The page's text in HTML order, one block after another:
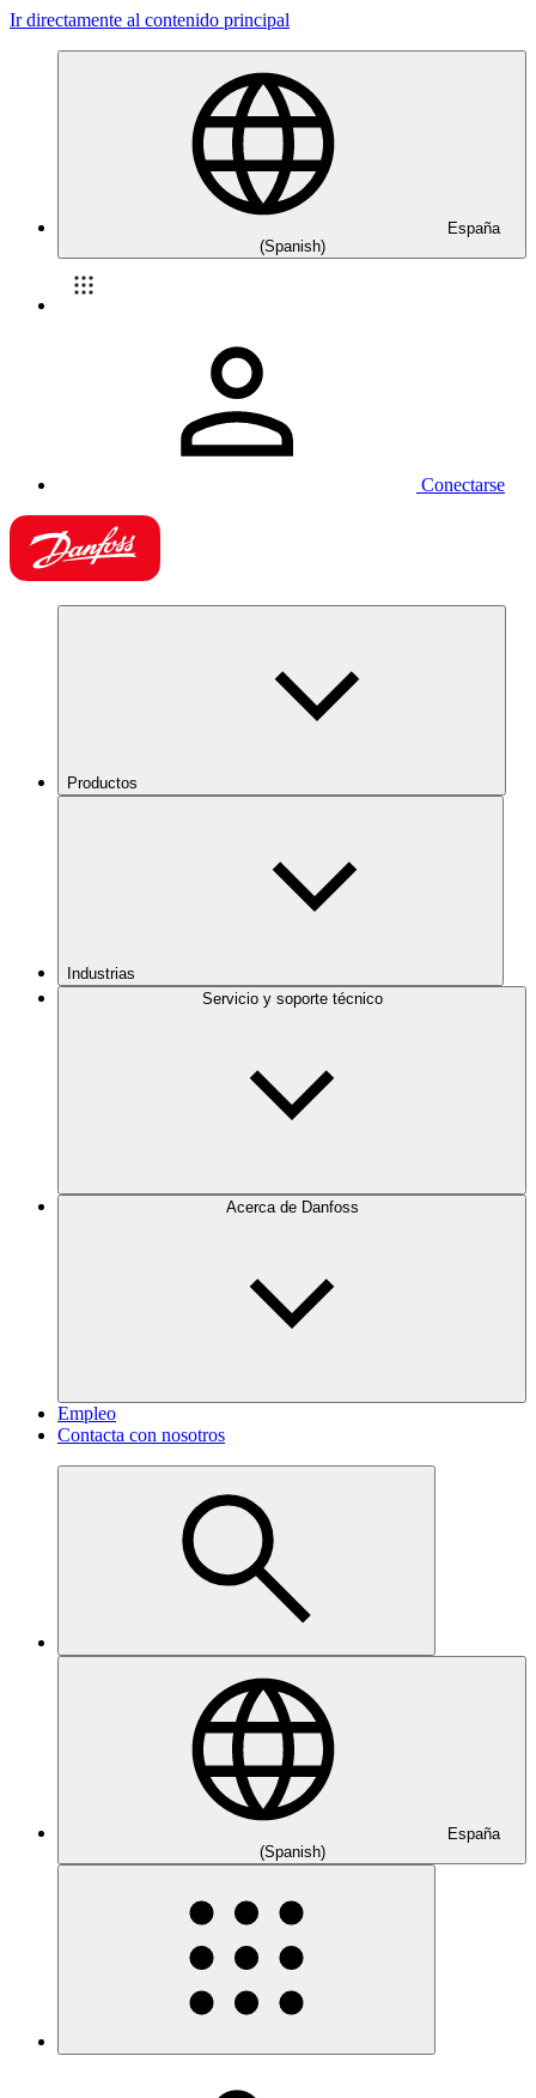
Ir directamente al contenido principal
España
(Spanish)
Conectarse
Productos
Industrias
Servicio y soporte técnico
Acerca de Danfoss
Empleo
Contacta con nosotros
España
(Spanish)